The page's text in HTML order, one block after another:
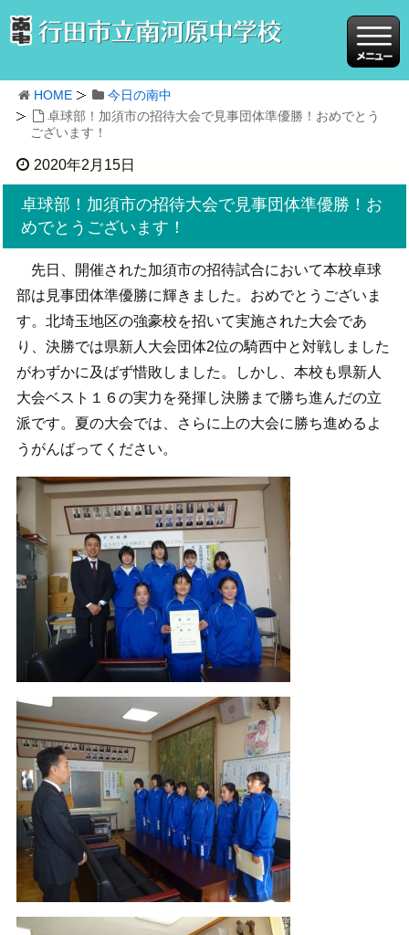
HOME
今日の南中
卓球部！加須市の招待大会で見事団体準優勝！おめでとう
ございます！
2020年2月15日
卓球部！加須市の招待大会で見事団体準優勝！お
めでとうございます！
先日、開催された加須市の招待試合において本校卓球
部は見事団体準優勝に輝きました。おめでとうございま
す。北埼玉地区の強豪校を招いて実施された大会であ
り、決勝では県新人大会団体2位の騎西中と対戦しました
がわずかに及ばず惜敗しました。しかし、本校も県新人
大会ベスト１６の実力を発揮し決勝まで勝ち進んだの立
派です。夏の大会では、さらに上の大会に勝ち進めるよ
うがんばってください。